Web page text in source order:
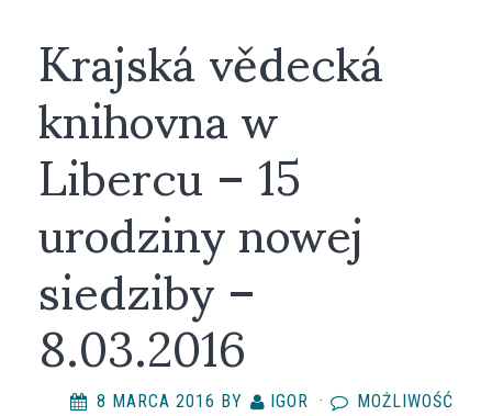
Krajská vědecká
knihovna w
Libercu – 15
urodziny nowej
siedziby –
8.03.2016
8 MARCA 2016 BY IGOR ·
MOŻLIWOŚĆ